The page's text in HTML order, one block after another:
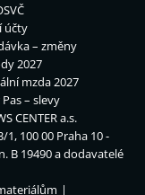
účty
– změny
2027
mzda 2027
– slevy
CENTER a.s.
100 00 Praha 10 -
B 19490 a dodavatelé